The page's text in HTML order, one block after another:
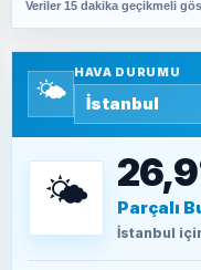
SAVAŞ
SEYFULLAH
TEOMAN
Kütahya-
Veriler 15 dakika geçikmeli
🌤️
HAVA DURUMU
🌤️ Parçalı
İstanbul